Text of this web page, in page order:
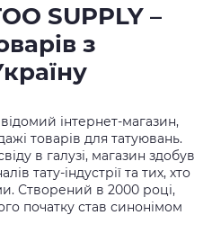
SUPPLY –
з
інтернет-магазин,
товарів для татуювань.
в галузі, магазин здобув
тату-індустрії та тих, хто
Створений в 2000 році,
початку став синонімом